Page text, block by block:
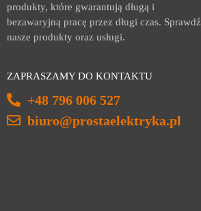
produkty, które gwarantują długą i
bezawaryjną pracę przez długi czas. Sprawdź
nasze produkty oraz usługi.
ZAPRASZAMY DO KONTAKTU
+48 796 006 527
biuro@prostaelektryka.pl